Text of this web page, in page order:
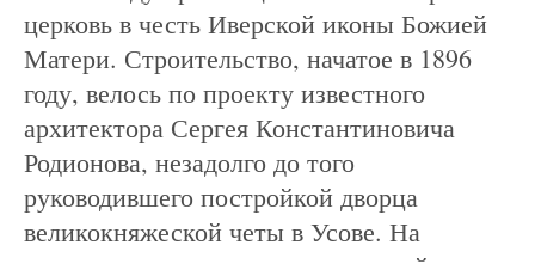
церковь в честь Иверской иконы Божией
Матери. Строительство, начатое в 1896
году, велось по проекту известного
архитектора Сергея Константиновича
Родионова, незадолго до того
руководившего постройкой дворца
великокняжеской четы в Усове. На